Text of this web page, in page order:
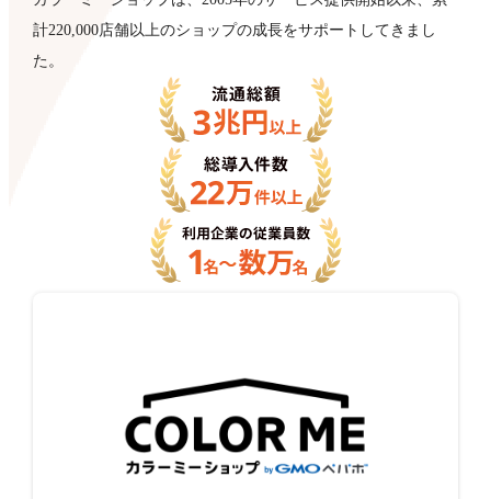
計220,000店舗以上のショップの成長をサポートしてきまし
た。